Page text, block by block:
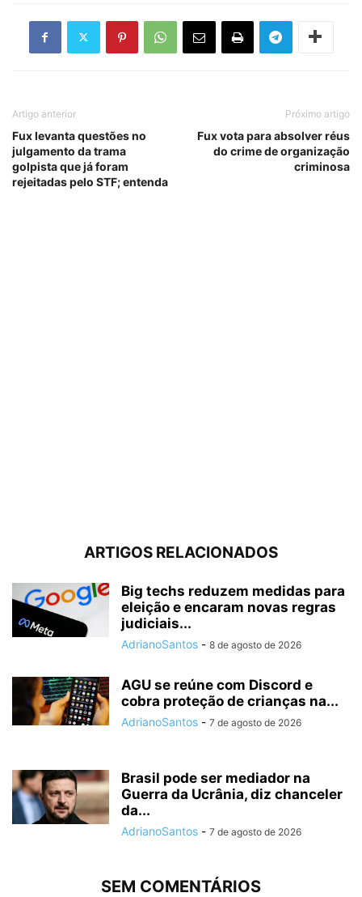
Artigo anterior
Fux levanta questões no
julgamento da trama
golpista que já foram
rejeitadas pelo STF; entenda
Próximo artigo
Fux vota para absolver réus
do crime de organização
criminosa
ARTIGOS RELACIONADOS
Big techs reduzem medidas para
eleição e encaram novas regras
judiciais...
AdrianoSantos - 8 de agosto de 2026
AGU se reúne com Discord e
cobra proteção de crianças na...
AdrianoSantos - 7 de agosto de 2026
Brasil pode ser mediador na
Guerra da Ucrânia, diz chanceler
da...
AdrianoSantos - 7 de agosto de 2026
SEM COMENTÁRIOS